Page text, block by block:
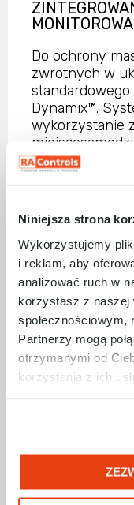
Niniejsza strona
Wykorzystujemy
i reklam, aby
analizować ruch w
korzystasz z naszej
społecznościowym,
Partnerzy mogą
otrzymanymi od
korzystania z ich
Do ochrony
zwrotnych w
Dynamix™.
wykorzystanie
maszyny, ale
krytycznej
Integracja
Ethernet, co
elastyczność
zakładzie.
System
projektowanie
wchodzą:
Tachometr,
analogowy 4-
oraz